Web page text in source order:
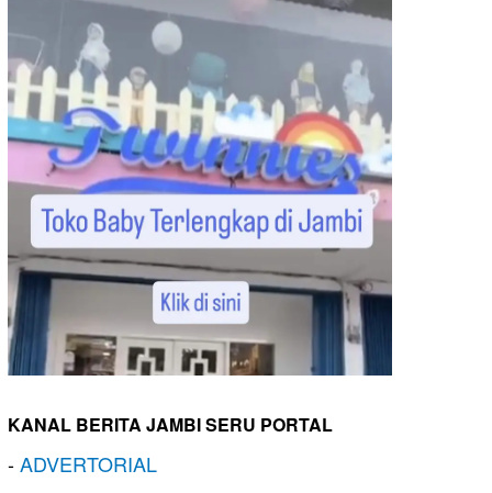
KANAL BERITA JAMBI SERU PORTAL
-ADVERTORIAL